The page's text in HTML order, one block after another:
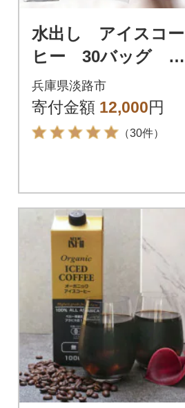
水出し アイスコー
ヒー 30バッグ 淡
路島 ドリップバッ
グ セット at14707
兵庫県淡路市
寄付金額 12,000円
（30件）